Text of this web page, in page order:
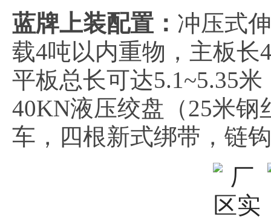
蓝牌上装配置： 冲压式
载4吨以内重物，主板长
平板总长可达5.1~5.35
40KN液压绞盘（25米
车，四根新式绑带，链